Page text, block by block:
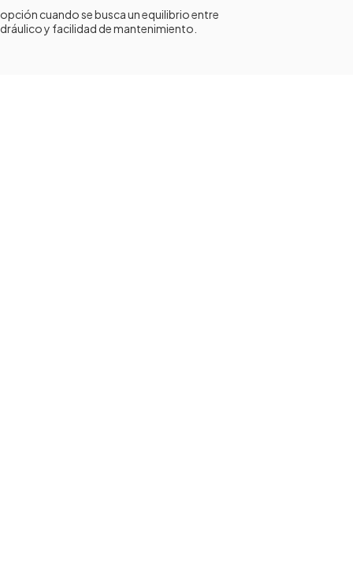
cuando se busca un equilibrio entre
y facilidad de mantenimiento.